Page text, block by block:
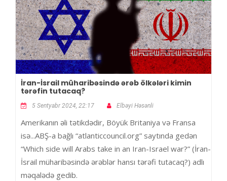
İran-İsrail müharibəsində ərəb ölkələri kimin
tərəfin tutacaq?
5 Sentyabr 2024, 22:17 Elbəyi Həsənli
Amerikanın əli tətikdədir, Böyük Britaniya və Fransa
isə...ABŞ-a bağlı “atlanticcouncil.org” saytında gedən
“Which side will Arabs take in an Iran-Israel war?” (İran-
İsrail müharibəsində ərəblər hansı tərəfi tutacaq?) adlı
məqalədə gedib.